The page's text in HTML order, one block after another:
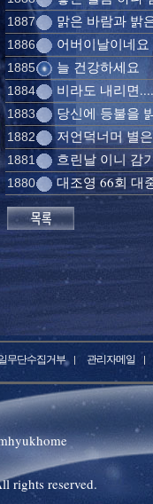
1887 맑은 바람과 밝
1886 어버이날이네
1885 늘 건강하세요
1884 비라도 내리면....
1883 당신에 등불을
1882 저언덕너머 별
1881 흐린날 이니 감
1880 대조영 66회 대
무단수집거부 관리자메일
rights reserved.